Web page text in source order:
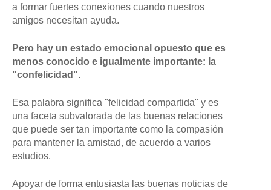
a formar fuertes conexiones cuando nuestros
amigos necesitan ayuda.
Pero hay un estado emocional opuesto que es
menos conocido e igualmente importante: la
"confelicidad".
Esa palabra significa "felicidad compartida" y es
una faceta subvalorada de las buenas relaciones
que puede ser tan importante como la compasión
para mantener la amistad, de acuerdo a varios
estudios.
Apoyar de forma entusiasta las buenas noticias de